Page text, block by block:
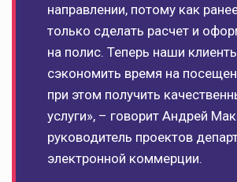
направлении, потому как
только сделать расчет и
на полис. Теперь наши
сэкономить время на
при этом получить
услуги», – говорит Андрей
руководитель проектов
электронной коммерции.